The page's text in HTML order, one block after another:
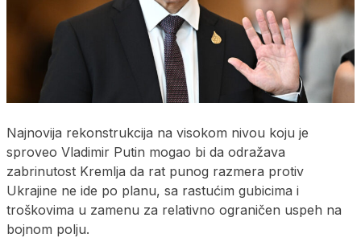
Najnovija rekonstrukcija na visokom nivou koju je
sproveo Vladimir Putin mogao bi da odražava
zabrinutost Kremlja da rat punog razmera protiv
Ukrajine ne ide po planu, sa rastućim gubicima i
troškovima u zamenu za relativno ograničen uspeh na
bojnom polju.